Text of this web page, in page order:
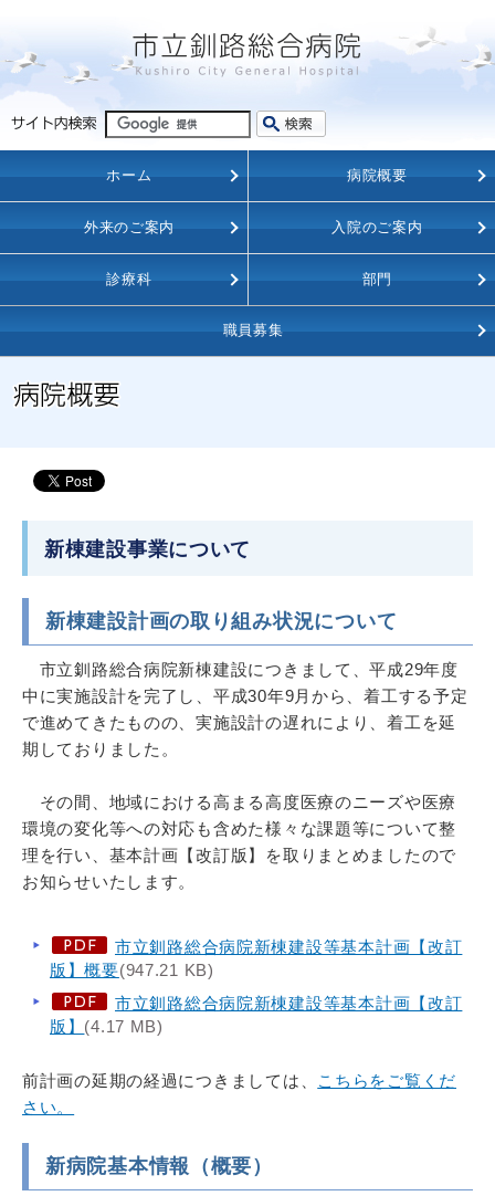
ホーム 病院概要
外来のご案内 入院のご案内
診療科 部門
職員募集
新棟建設事業について
新棟建設計画の取り組み状況について
市立釧路総合病院新棟建設につきまして、平成29年度
中に実施設計を完了し、平成30年9月から、着工する予定
で進めてきたものの、実施設計の遅れにより、着工を延
期しておりました。
その間、地域における高まる高度医療のニーズや医療
環境の変化等への対応も含めた様々な課題等について整
理を行い、基本計画【改訂版】を取りまとめましたので
お知らせいたします。
市立釧路総合病院新棟建設等基本計画【改訂
版】概要(947.21 KB)
市立釧路総合病院新棟建設等基本計画【改訂
版】 (4.17 MB)
前計画の延期の経過につきましては、
こちらをご覧くだ
さい。
新病院基本情報（概要）